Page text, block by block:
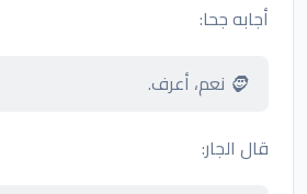
أجابه جحا:
🧔 نعم، أعرف.
قال الجار: